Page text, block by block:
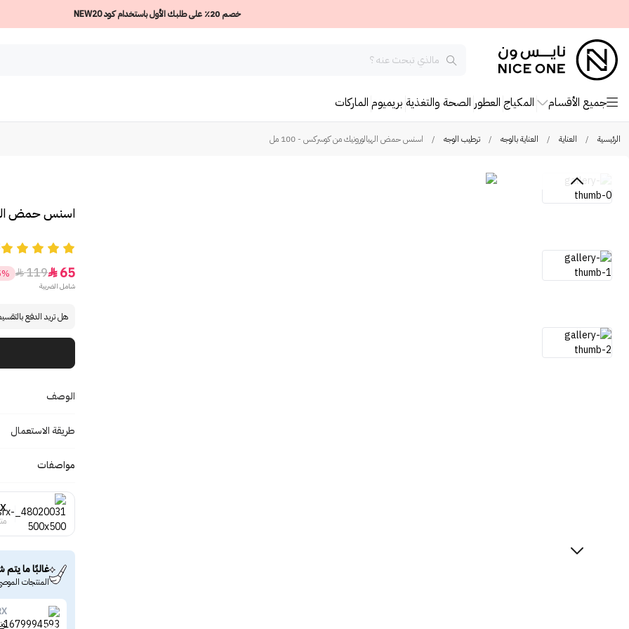
خصم 20٪ على طلبك الأول باستخدام كود NEW20
جميع الأقسام المكياج العطور الصحة والتغذية بريميوم الماركات
الرئيسية / العناية / العناية بالوجه / ترطيب الوجه / اسنس حمض الهيالورونيك من كوسركس - 100 مل
اسنس حمض
65

119

شامل الضريبة
هل تريد الدفع
الوصف
طريقة الاستعمال
مواصفات
غالبًا ما يتم
المنتجات
تونر لإخفاء المسام